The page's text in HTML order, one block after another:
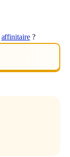
affinitaire?